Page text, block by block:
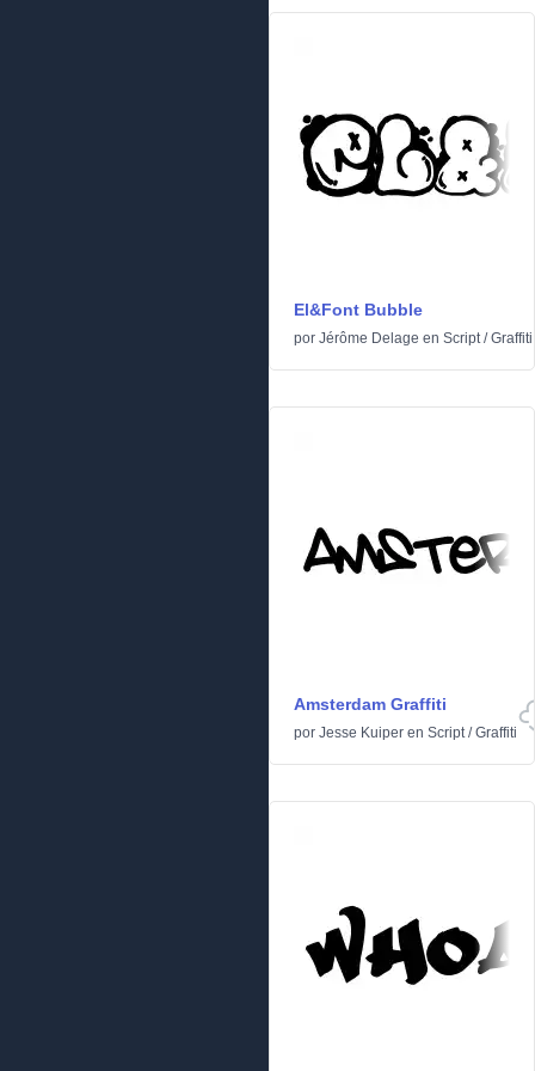
El&Font Bubble
por Jérôme Delage en Script/Graffiti
Amsterdam Graffiti
por Jesse Kuiper en Script/Graffiti